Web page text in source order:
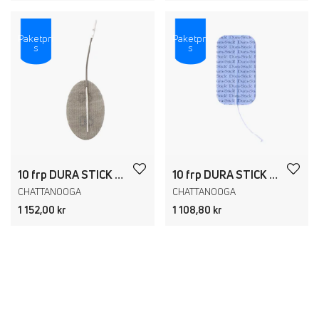
Paketpri
s
10 frp DURA STICK PREMIUM 40x60mm oval
CHATTANOOGA
1 152,00 kr
Paketpri
s
10 frp DURA STICK PLUS 50x90mm
CHATTANOOGA
1 108,80 kr